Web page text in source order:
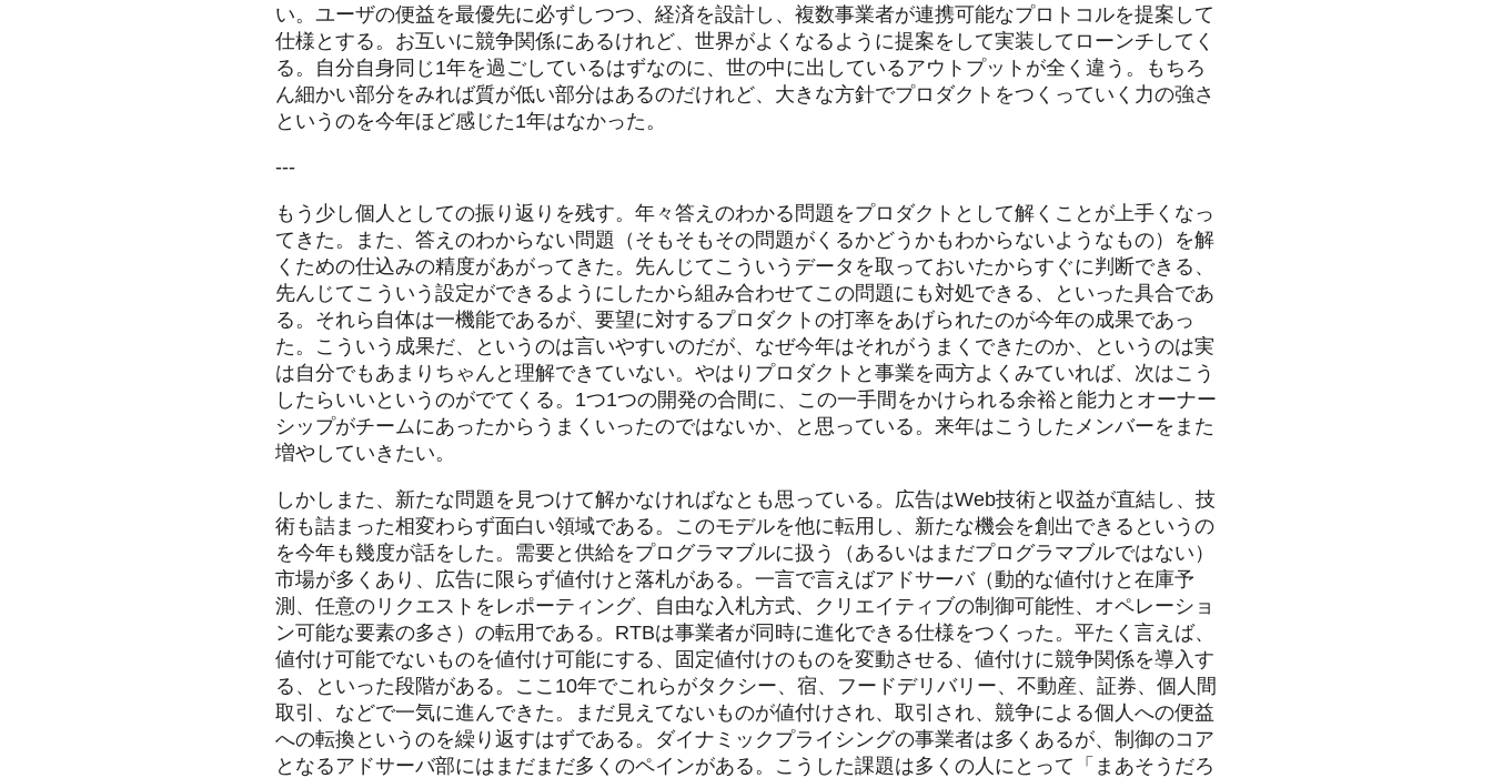
い。ユーザの便益を最優先に必ずしつつ、経済を設計し、複数事業者が連携可能なプロトコルを提案して
仕様とする。お互いに競争関係にあるけれど、世界がよくなるように提案をして実装してローンチしてく
る。自分自身同じ1年を過ごしているはずなのに、世の中に出しているアウトプットが全く違う。もちろ
ん細かい部分をみれば質が低い部分はあるのだけれど、大きな方針でプロダクトをつくっていく力の強さ
というのを今年ほど感じた1年はなかった。
---
もう少し個人としての振り返りを残す。年々答えのわかる問題をプロダクトとして解くことが上手くなっ
てきた。また、答えのわからない問題（そもそもその問題がくるかどうかもわからないようなもの）を解
くための仕込みの精度があがってきた。先んじてこういうデータを取っておいたからすぐに判断できる、
先んじてこういう設定ができるようにしたから組み合わせてこの問題にも対処できる、といった具合であ
る。それら自体は一機能であるが、要望に対するプロダクトの打率をあげられたのが今年の成果であっ
た。こういう成果だ、というのは言いやすいのだが、なぜ今年はそれがうまくできたのか、というのは実
は自分でもあまりちゃんと理解できていない。やはりプロダクトと事業を両方よくみていれば、次はこう
したらいいというのがでてくる。1つ1つの開発の合間に、この一手間をかけられる余裕と能力とオーナー
シップがチームにあったからうまくいったのではないか、と思っている。来年はこうしたメンバーをまた
増やしていきたい。
しかしまた、新たな問題を見つけて解かなければなとも思っている。広告はWeb技術と収益が直結し、技
術も詰まった相変わらず面白い領域である。このモデルを他に転用し、新たな機会を創出できるというの
を今年も幾度が話をした。需要と供給をプログラマブルに扱う（あるいはまだプログラマブルではない）
市場が多くあり、広告に限らず値付けと落札がある。一言で言えばアドサーバ（動的な値付けと在庫予
測、任意のリクエストをレポーティング、自由な入札方式、クリエイティブの制御可能性、オペレーショ
ン可能な要素の多さ）の転用である。RTBは事業者が同時に進化できる仕様をつくった。平たく言えば、
値付け可能でないものを値付け可能にする、固定値付けのものを変動させる、値付けに競争関係を導入す
る、といった段階がある。ここ10年でこれらがタクシー、宿、フードデリバリー、不動産、証券、個人間
取引、などで一気に進んできた。まだ見えてないものが値付けされ、取引され、競争による個人への便益
への転換というのを繰り返すはずである。ダイナミックプライシングの事業者は多くあるが、制御のコア
となるアドサーバ部にはまだまだ多くのペインがある。こうした課題は多くの人にとって「まあそうだろ